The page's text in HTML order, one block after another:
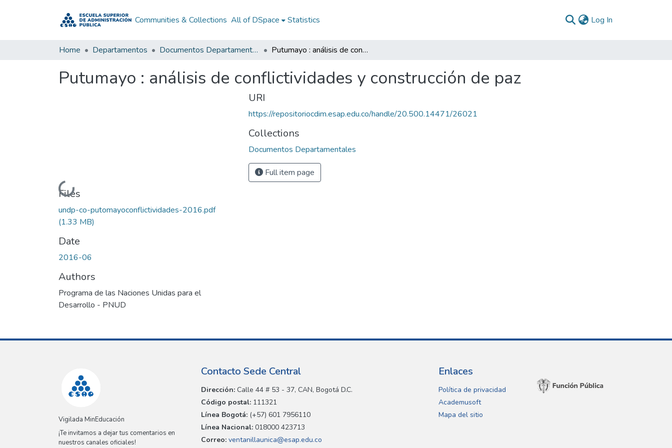
Communities & Collections All of DSpace Statistics Log In
Home Departamentos Documentos Departamentales Putumayo : análisis de conflictividades y construcción de paz
Putumayo : análisis de conflictividades y construcción de paz
Loading...
Files
undp-co-putomayoconflictividades-2016.pdf
(1.33 MB)
Date
2016-06
Authors
Programa de las Naciones Unidas para el
Desarrollo - PNUD
URI
https://repositoriocdim.esap.edu.co/handle/20.500.14471/26021
Collections
Documentos Departamentales
Full item page
Vigilada MinEducación
¡Te invitamos a dejar tus comentarios en
nuestros canales oficiales!
Contacto Sede Central
Dirección: Calle 44 # 53 - 37, CAN, Bogotá D.C.
Código postal: 111321
Línea Bogotá: (+57) 601 7956110
Línea Nacional: 018000 423713
Correo: ventanillaunica@esap.edu.co
Enlaces
Política de privacidad
Academusoft
Mapa del sitio